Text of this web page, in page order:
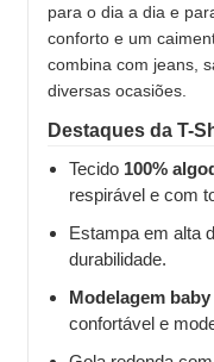
para o dia a dia e
conforto e um
combina com jeans,
diversas ocasiões.
Destaques da T-
Tecido 100%
respirável e com
Estampa em alta
durabilidade.
Modelagem
confortável e